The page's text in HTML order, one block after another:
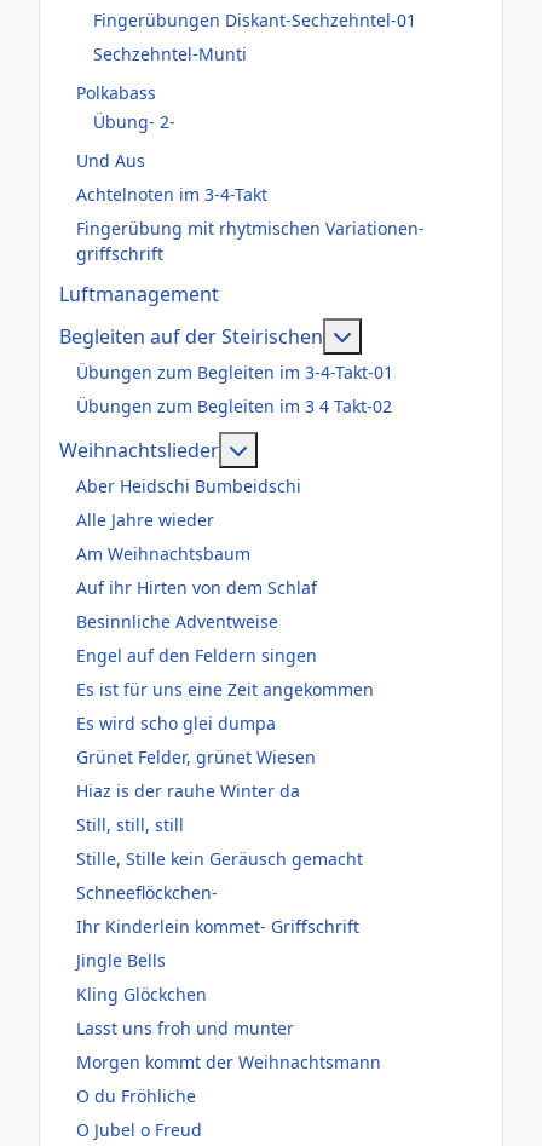
Fingerübungen Diskant-Sechzehntel-01
Sechzehntel-Munti
Polkabass
Übung- 2-
Und Aus
Achtelnoten im 3-4-Takt
Fingerübung mit rhytmischen Variationen-
griffschrift
Luftmanagement
Begleiten auf der Steirischen
Übungen zum Begleiten im 3-4-Takt-01
Übungen zum Begleiten im 3 4 Takt-02
Weihnachtslieder
Aber Heidschi Bumbeidschi
Alle Jahre wieder
Am Weihnachtsbaum
Auf ihr Hirten von dem Schlaf
Besinnliche Adventweise
Engel auf den Feldern singen
Es ist für uns eine Zeit angekommen
Es wird scho glei dumpa
Grünet Felder, grünet Wiesen
Hiaz is der rauhe Winter da
Still, still, still
Stille, Stille kein Geräusch gemacht
Schneeflöckchen-
Ihr Kinderlein kommet- Griffschrift
Jingle Bells
Kling Glöckchen
Lasst uns froh und munter
Morgen kommt der Weihnachtsmann
O du Fröhliche
O Jubel o Freud